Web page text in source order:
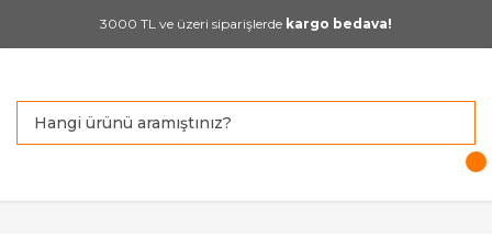
3000 TL ve üzeri siparişlerde kargo bedava!